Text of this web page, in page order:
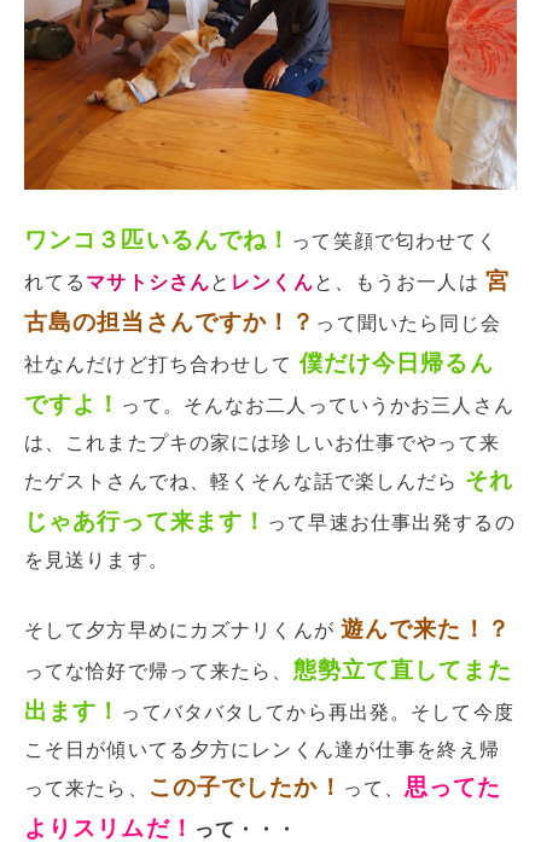
ワンコ３匹いるんでね！ って笑顔で匂わせてく
れてる マサトシさんと レンくんと、もうお一人は 宮
古島の担当さんですか！？ って聞いたら同じ会
社なんだけど打ち合わせして 僕だけ今日帰るん
ですよ！ って。そんなお二人っていうかお三人さん
は、これまたプキの家には珍しいお仕事でやって来
たゲストさんでね、軽くそんな話で楽しんだら それ
じゃあ行って来ます！ って早速お仕事出発するの
を見送ります。
そして夕方早めにカズナリくんが 遊んで来た！？
ってな恰好で帰って来たら、 態勢立て直してまた
出ます！ ってバタバタしてから再出発。そして今度
こそ日が傾いてる夕方にレンくん達が仕事を終え帰
って来たら、
この子でしたか！ って、思ってた
よりスリムだ！ って・・・